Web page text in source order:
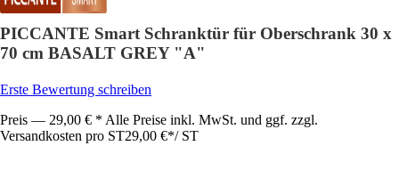
PICCANTE Smart Schranktür für Oberschrank 30 x
70 cm BASALT GREY "A"
Erste Bewertung schreiben
Preis — 29,00 € * Alle Preise inkl. MwSt. und ggf. zzgl.
Versandkosten pro ST29,00 €*/ ST